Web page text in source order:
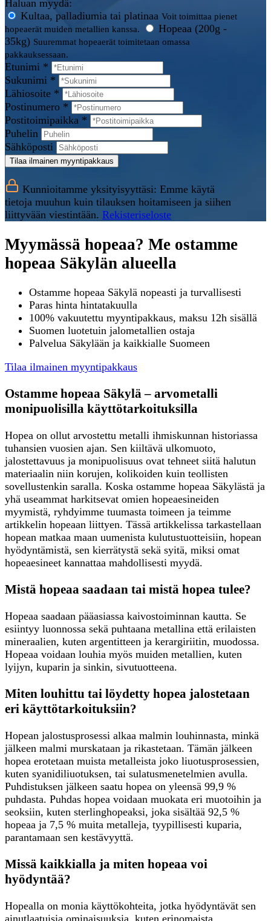
Haluan myydä:
Kultaa, palladiumia tai platinaa Voit toimittaa pienet
hopeaerät muiden metallien kanssa.
Hopeaa (200g -
35kg) Suuremmat hopeaerät toimitetaan omassa
pakkauksessaan.
Etunimi *
Sukunimi *
Lähiosoite *
Postinumero *
Postitoimipaikka *
Puhelin
Sähköposti
Tilaa ilmainen myyntipakkaus
Kunnioitamme yksityisyyttäsi: Emme käytä
tietoja muuhun kuin tilauksen hoitamiseen ja siihen
liittyvään viestintään. Rekisteriseloste
Myymässä hopeaa? Me ostamme
hopeaa Säkylän alueella
Ostamme hopeaa Säkylä nopeasti ja turvallisesti
Paras hinta hintatakuulla
100% vakuutettu myyntipakkaus, maksu 12h sisällä
Suomen luotetuin jalometallien ostaja
Palvelua Säkylään ja kaikkialle Suomeen
Tilaa ilmainen myyntipakkaus
Ostamme hopeaa Säkylä – arvometalli
monipuolisilla käyttötarkoituksilla
Hopea on ollut arvostettu metalli ihmiskunnan historiassa
tuhansien vuosien ajan. Sen kiiltävä ulkomuoto,
jalostettavuus ja monipuolisuus ovat tehneet siitä halutun
materiaalin niin korujen, kolikoiden kuin teollisten
sovellustenkin saralla. Koska ostamme hopeaa Säkylästä ja
yhä useammat harkitsevat omien hopeaesineiden
myymistä, ryhdyimme tuumasta toimeen ja teimme
artikkelin hopeaan liittyen. Tässä artikkelissa tarkastellaan
hopean matkaa maan uumenista kulutustuotteisiin, hopean
hyödyntämistä, sen kierrätystä sekä syitä, miksi omat
hopeaesineet kannattaa mahdollisesti myydä.
Mistä hopeaa saadaan tai mistä hopea tulee?
Hopeaa saadaan pääasiassa kaivostoiminnan kautta. Se
esiintyy luonnossa sekä puhtaana metallina että erilaisten
mineraalien, kuten argentitteen ja kerargiriitin, muodossa.
Hopeaa voidaan louhia myös muiden metallien, kuten
lyijyn, kuparin ja sinkin, sivutuotteena.
Miten louhittu tai löydetty hopea jalostetaan
eri käyttötarkoituksiin?
Hopean jalostusprosessi alkaa malmin louhinnasta, minkä
jälkeen malmi murskataan ja rikastetaan. Tämän jälkeen
hopea erotetaan muista metalleista joko liuotusprosessien,
kuten syanidiliuotuksen, tai sulatusmenetelmien avulla.
Puhdistuksen jälkeen saatu hopea on yleensä 99,9 %
puhdasta. Puhdas hopea voidaan muokata eri muotoihin ja
seoksiin, kuten sterlinghopeaksi, joka sisältää 92,5 %
hopeaa ja 7,5 % muita metalleja, tyypillisesti kuparia,
parantamaan sen kestävyyttä.
Missä kaikkialla ja miten hopeaa voi
hyödyntää?
Hopealla on monia käyttökohteita, jotka hyödyntävät sen